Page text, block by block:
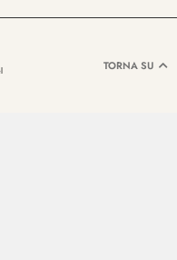
TORNA SU